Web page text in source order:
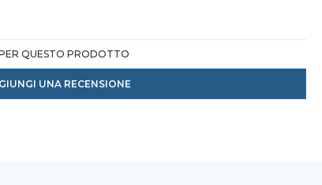
QUESTO PRODOTTO
UNA RECENSIONE